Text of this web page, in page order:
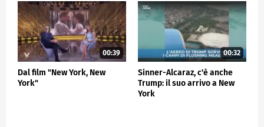
La decisione del gran giurì, secondo alcune fonti,
potrebbe anche arrivare la prossima settimana.
ESTERI 00:39
Dal film "New York, New
York"
00:32
Sinner-Alcaraz, c'è anche
Trump: il suo arrivo a New
York